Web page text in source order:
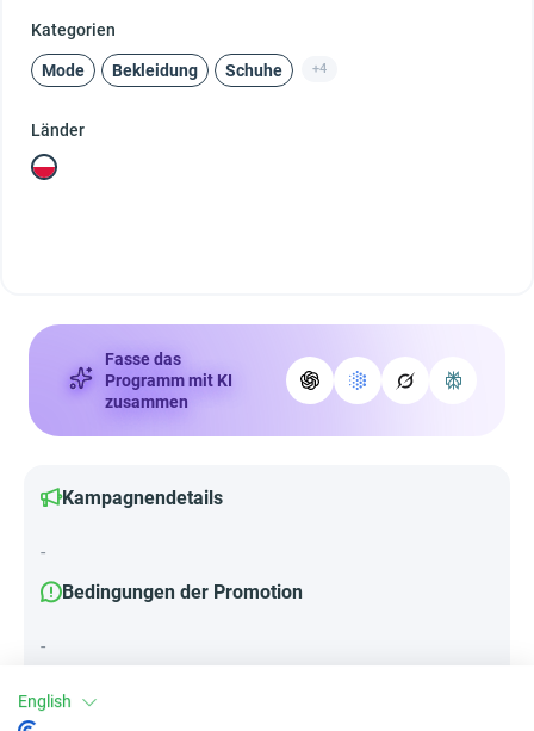
Kategorien
Mode Bekleidung Schuhe +4
Länder
Fasse das
Programm mit KI
zusammen
Kampagnendetails
-
Bedingungen der Promotion
-
English